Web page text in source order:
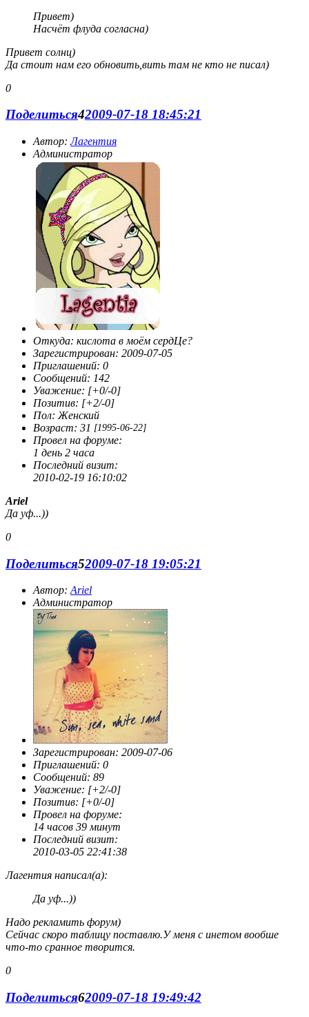
Привет)
Насчёт флуда согласна)
Привет солнц)
Да стоит нам его обновить,вить там не кто не писал)
0
Поделиться42009-07-18 18:45:21
Автор:Лагентия
Администратор
Откуда: кислота в моём сердЦе?
Зарегистрирован: 2009-07-05
Приглашений: 0
Сообщений: 142
Уважение: [+0/-0]
Позитив: [+2/-0]
Пол: Женский
Возраст: 31 [1995-06-22]
Провел на форуме:
1 день 2 часа
Последний визит:
2010-02-19 16:10:02
Ariel
Да уф...))
0
Поделиться52009-07-18 19:05:21
Автор:Ariel
Администратор
Зарегистрирован: 2009-07-06
Приглашений: 0
Сообщений: 89
Уважение: [+2/-0]
Позитив: [+0/-0]
Провел на форуме:
14 часов 39 минут
Последний визит:
2010-03-05 22:41:38
Лагентия написал(а):
Да уф...))
Надо рекламить форум)
Сейчас скоро таблицу поставлю.У меня с инетом вообше
что-то сранное творится.
0
Поделиться62009-07-18 19:49:42